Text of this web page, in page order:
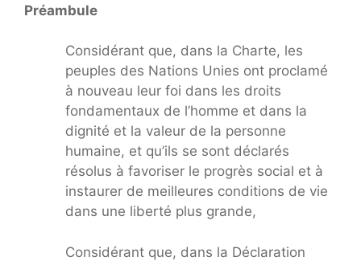
Préambule
Considérant que, dans la Charte, les
peuples des Nations Unies ont proclamé
à nouveau leur foi dans les droits
fondamentaux de l’homme et dans la
dignité et la valeur de la personne
humaine, et qu’ils se sont déclarés
résolus à favoriser le progrès social et à
instaurer de meilleures conditions de vie
dans une liberté plus grande,
Considérant que, dans la Déclaration